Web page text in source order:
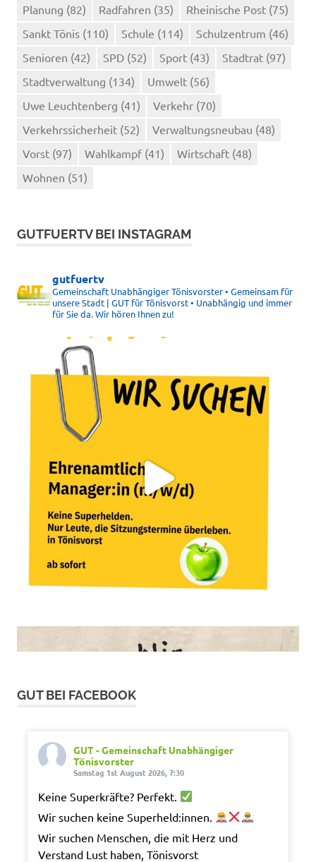
Planung (82) Radfahren (35) Rheinische Post (75)
Sankt Tönis (110) Schule (114) Schulzentrum (46)
Senioren (42) SPD (52) Sport (43) Stadtrat (97)
Stadtverwaltung (134) Umwelt (56)
Uwe Leuchtenberg (41) Verkehr (70)
Verkehrssicherheit (52) Verwaltungsneubau (48)
Vorst (97) Wahlkampf (41) Wirtschaft (48)
Wohnen (51)
GUTFUERTV BEI INSTAGRAM
gutfuertv
Gemeinschaft Unabhängiger Tönisvorster • Gemeinsam für
unsere Stadt | GUT für Tönisvorst • Unabhängig und immer
für Sie da. Wir hören Ihnen zu!
GUT BEI FACEBOOK
GUT - Gemeinschaft Unabhängiger
Tönisvorster
Samstag 1st August 2026, 7:30
Keine Superkräfte? Perfekt.
Wir suchen keine Superheld:innen.
Wir suchen Menschen, die mit Herz und
Verstand Lust haben, Tönisvorst